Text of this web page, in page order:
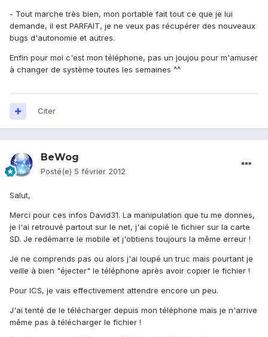
- Tout marche très bien, mon portable fait tout ce que je lui
demande, il est PARFAIT, je ne veux pas récupérer des nouveaux
bugs d'autonomie et autres.
Enfin pour moi c'est mon téléphone, pas un joujou pour m'amuser
à changer de système toutes les semaines ^^
Citer
BeWog
Posté(e) 5 février 2012
Salut,
Merci pour ces infos David31. La manipulation que tu me donnes,
je l'ai retrouvé partout sur le net, j'ai copié le fichier sur la carte
SD. Je redémarre le mobile et j'obtiens toujours la même erreur !
Je ne comprends pas ou alors j'ai loupé un truc mais pourtant je
veille à bien "éjecter" le téléphone après avoir copier le fichier !
Pour ICS, je vais effectivement attendre encore un peu.
J'ai tenté de le télécharger depuis mon téléphone mais je n'arrive
même pas à télécharger le fichier !